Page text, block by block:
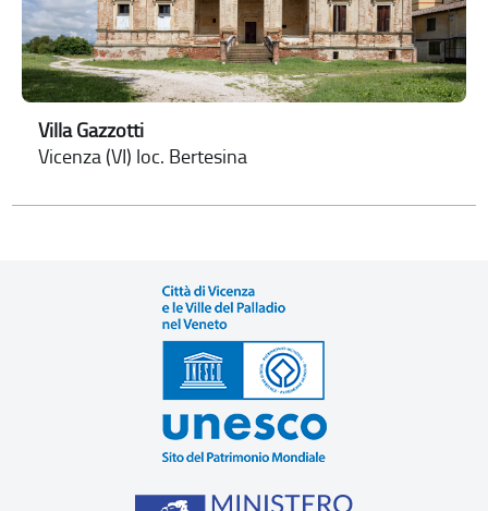
Villa Gazzotti
Vicenza (VI) loc. Bertesina